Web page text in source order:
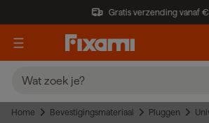
Gratis verzending vanaf
Home Bevestigingsmateriaal Pluggen